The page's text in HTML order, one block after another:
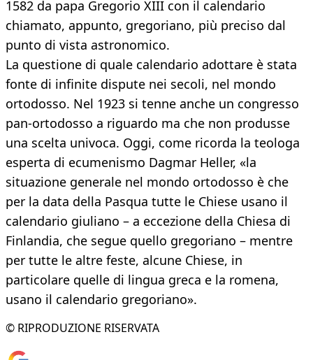
1582 da papa Gregorio XIII con il calendario
chiamato, appunto, gregoriano, più preciso dal
punto di vista astronomico.
La questione di quale calendario adottare è stata
fonte di infinite dispute nei secoli, nel mondo
ortodosso. Nel 1923 si tenne anche un congresso
pan-ortodosso a riguardo ma che non produsse
una scelta univoca. Oggi, come ricorda la teologa
esperta di ecumenismo Dagmar Heller, «la
situazione generale nel mondo ortodosso è che
per la data della Pasqua tutte le Chiese usano il
calendario giuliano – a eccezione della Chiesa di
Finlandia, che segue quello gregoriano – mentre
per tutte le altre feste, alcune Chiese, in
particolare quelle di lingua greca e la romena,
usano il calendario gregoriano».
© RIPRODUZIONE RISERVATA